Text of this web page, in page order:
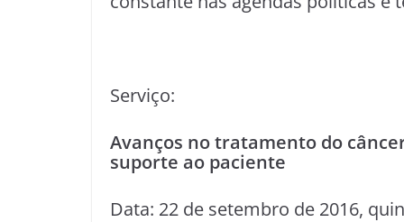
Serviço:
Avanços no tratamento do
suporte ao paciente
Data: 22 de setembro de 2016,